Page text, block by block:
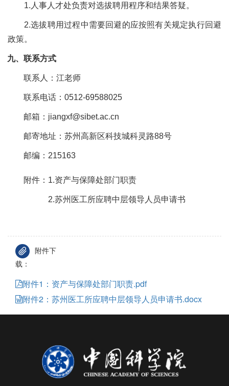
1.人事人才处负责对选拔聘用程序和结果答疑。
2.选拔聘用过程中需要回避的应按照有关规定执行回避
政策。
九、 联系方式
联系人：江老师
联系电话： 0512-69588025
邮箱： jiangxf@sibet.ac.cn
邮寄地址： 苏州高新区科技城科灵路88号
邮编 ： 215163
附件： 1.资产与保障处部门职责
2.苏州医工所应聘中层领导人员申请书
附件下
载：
附件1：资产与保障处部门职责.pdf
附件2：苏州医工所应聘中层领导人员申请书.docx